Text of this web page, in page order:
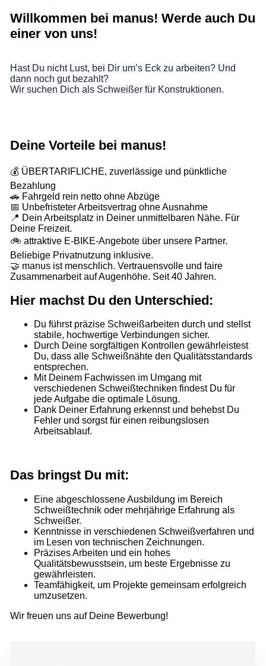
Willkommen bei manus! Werde auch Du
einer von uns!
Hast Du nicht Lust, bei Dir um’s Eck zu arbeiten? Und
dann noch gut bezahlt?
Wir suchen Dich als Schweißer für Konstruktionen.
Deine Vorteile bei manus!
💰 ÜBERTARIFLICHE, zuverlässige und pünktliche
Bezahlung
🚗 Fahrgeld rein netto ohne Abzüge
📅 Unbefristeter Arbeitsvertrag ohne Ausnahme
📍 Dein Arbeitsplatz in Deiner unmittelbaren Nähe. Für
Deine Freizeit.
🚲 attraktive E-BIKE-Angebote über unsere Partner.
Beliebige Privatnutzung inklusive.
🤝 manus ist menschlich. Vertrauensvolle und faire
Zusammenarbeit auf Augenhöhe. Seit 40 Jahren.
Hier machst Du den Unterschied:
Du führst präzise Schweißarbeiten durch und stellst
stabile, hochwertige Verbindungen sicher.
Durch Deine sorgfältigen Kontrollen gewährleistest
Du, dass alle Schweißnähte den Qualitätsstandards
entsprechen.
Mit Deinem Fachwissen im Umgang mit
verschiedenen Schweißtechniken findest Du für
jede Aufgabe die optimale Lösung.
Dank Deiner Erfahrung erkennst und behebst Du
Fehler und sorgst für einen reibungslosen
Arbeitsablauf.
Das bringst Du mit:
Eine abgeschlossene Ausbildung im Bereich
Schweißtechnik oder mehrjährige Erfahrung als
Schweißer.
Kenntnisse in verschiedenen Schweißverfahren und
im Lesen von technischen Zeichnungen.
Präzises Arbeiten und ein hohes
Qualitätsbewusstsein, um beste Ergebnisse zu
gewährleisten.
Teamfähigkeit, um Projekte gemeinsam erfolgreich
umzusetzen.
Wir freuen uns auf Deine Bewerbung!